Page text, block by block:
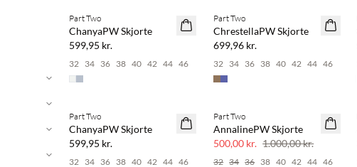
NYHED
Part Two
ChanyaPW Skjorte
599,95 kr.
32 34 36 38 40 42 44 46
NYHED
Part Two
ChrestellaPW Skjorte
699,96 kr.
32 34 36 38 40 42 44 46
NYHED
Part Two
ChanyaPW Skjorte
599,95 kr.
32 34 36 38 40 42 44 46
SAVE20
Part Two
AnnalinePW Skjorte
500,00 kr. 1.000,00 kr.
32 34 36 38 40 42 44 46